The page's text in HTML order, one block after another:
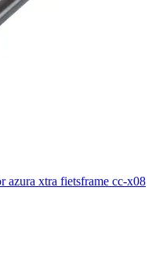
azura xtra fietsframe cc-x08